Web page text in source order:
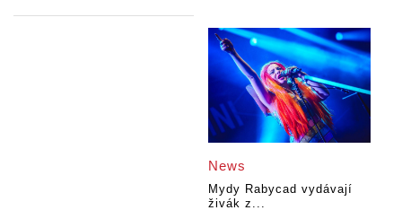
News
Mydy Rabycad vydávají
živák z...